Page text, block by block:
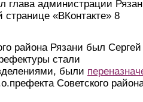
администрации
«ВКонтакте» 8
района Рязани был Сергей
стали
были
Советского